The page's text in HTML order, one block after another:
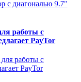
работы с
PayTor